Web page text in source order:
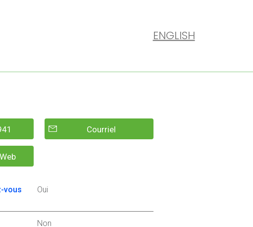
ENGLISH
Courriel
vous
Oui
Non